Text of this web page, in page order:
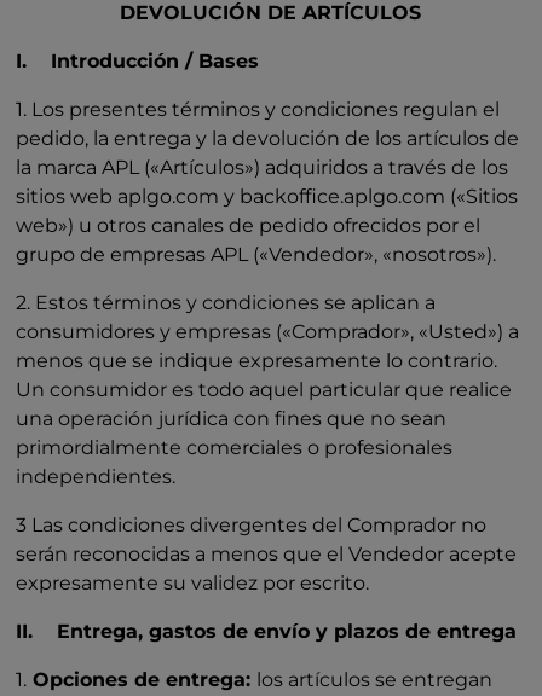
DEVOLUCIÓN DE ARTÍCULOS
I. Introducción / Bases
1. Los presentes términos y condiciones regulan el
pedido, la entrega y la devolución de los artículos de
la marca APL («Artículos») adquiridos a través de los
sitios web aplgo.com y backoffice.aplgo.com («Sitios
web») u otros canales de pedido ofrecidos por el
grupo de empresas APL («Vendedor», «nosotros»).
2. Estos términos y condiciones se aplican a
consumidores y empresas («Comprador», «Usted») a
menos que se indique expresamente lo contrario.
Un consumidor es todo aquel particular que realice
una operación jurídica con fines que no sean
primordialmente comerciales o profesionales
independientes.
3 Las condiciones divergentes del Comprador no
serán reconocidas a menos que el Vendedor acepte
expresamente su validez por escrito.
II. Entrega, gastos de envío y plazos de entrega
1. Opciones de entrega: los artículos se entregan